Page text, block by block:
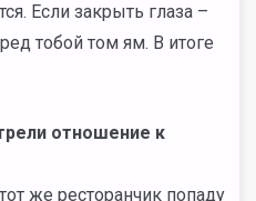
Если закрыть глаза –
тобой том ям. В итоге
отношение к
же ресторанчик попаду